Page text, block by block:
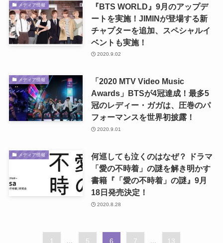
メディア情報
『BTS WORLD』9月のアップデ
ートを実施！JIMINが登場する新
チャプターを追加、スペシャルイ
ベントも実施！
2020.9.02
メディア情報
「2020 MTV Video Music
Awards」BTSが4冠達成！最多5
冠のレディー・ガガは、圧巻のパ
フォーマンスを世界初披露！
2020.9.01
メディア情報
何巡しても泣くのはなぜ？ ドラマ
「愛の不時着」の謎を解き明かす
書籍『「愛の不時着」の謎』9月
18日発売決定！
2020.8.28
1 5 6 7 13